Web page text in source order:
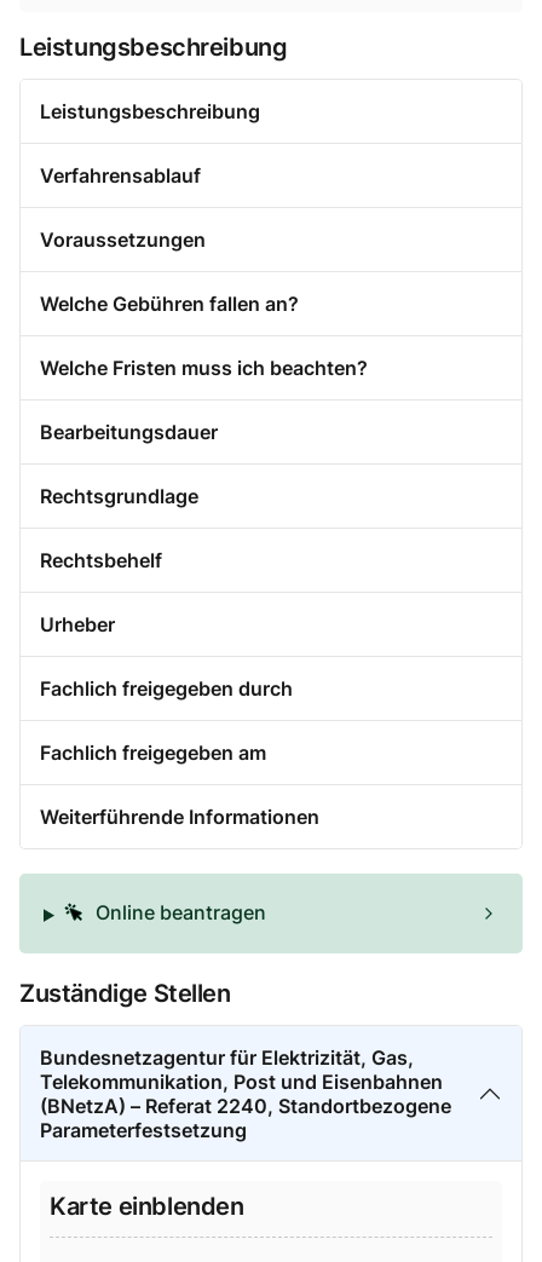
Leistungsbeschreibung
Leistungsbeschreibung
Verfahrensablauf
Voraussetzungen
Welche Gebühren fallen an?
Welche Fristen muss ich beachten?
Bearbeitungsdauer
Rechtsgrundlage
Rechtsbehelf
Urheber
Fachlich freigegeben durch
Fachlich freigegeben am
Weiterführende Informationen
Online beantragen
Zuständige Stellen
Bundesnetzagentur für Elektrizität, Gas,
Telekommunikation, Post und Eisenbahnen
(BNetzA) – Referat 2240, Standortbezogene
Parameterfestsetzung
Karte einblenden